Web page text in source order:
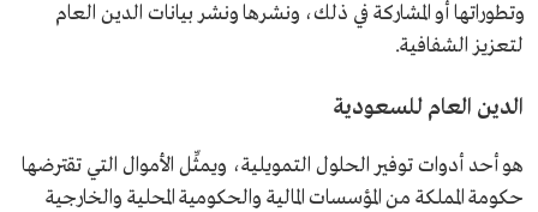
وتطوراتها أو المشاركة في ذلك، ونشرها ونشر بيانات الدين العام
لتعزيز الشفافية.
الدين العام للسعودية
هو أحد أدوات توفير الحلول التمويلية، ويمثِّل الأموال التي تقترضها
حكومة المملكة من المؤسسات المالية والحكومية المحلية والخارجية